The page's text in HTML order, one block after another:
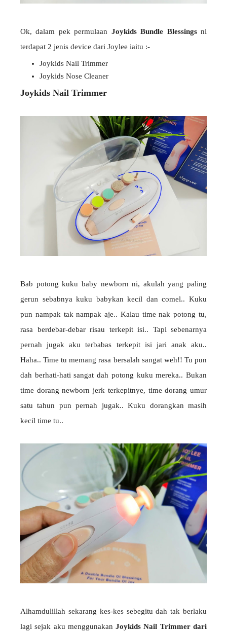
Ok, dalam pek permulaan Joykids Bundle Blessingsni
terdapat 2 jenis device dari Joylee iaitu :-
Joykids Nail Trimmer
Joykids Nose Cleaner
Joykids Nail Trimmer
Bab potong kuku baby newborn ni, akulah yang paling
gerun sebabnya kuku babykan kecil dan comel.. Kuku
pun nampak tak nampak aje.. Kalau time nak potong tu,
rasa berdebar-debar risau terkepit isi.. Tapi sebenarnya
pernah jugak aku terbabas terkepit isi jari anak aku..
Haha.. Time tu memang rasa bersalah sangat weh!! Tu pun
dah berhati-hati sangat dah potong kuku mereka.. Bukan
time dorang newborn jerk terkepitnye, time dorang umur
satu tahun pun pernah jugak.. Kuku dorangkan masih
kecil time tu..
Alhamdulillah sekarang kes-kes sebegitu dah tak berlaku
lagi sejak aku menggunakanJoykids Nail Trimmer dari